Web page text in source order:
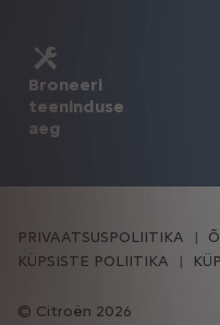
Broneeri
teeninduse
aeg
Citroën 2026
PRIVAATSUSPOLIITIKA
KÜPSISTE POLIITIKA